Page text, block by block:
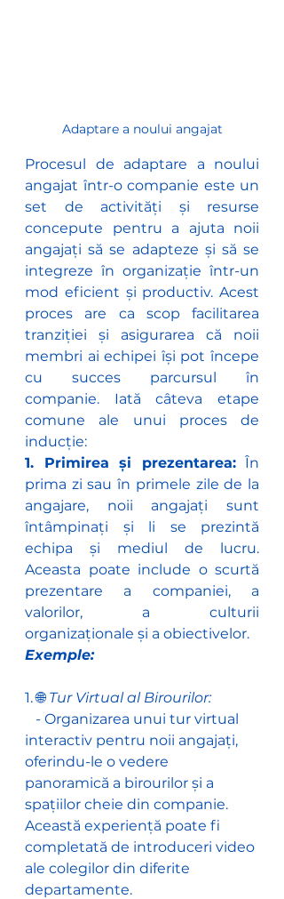
Adaptare a noului angajat
Procesul de adaptare a noului
angajat într-o companie este un
set de activități și resurse
concepute pentru a ajuta noii
angajați să se adapteze și să se
integreze în organizație într-un
mod eficient și productiv. Acest
proces are ca scop facilitarea
tranziției și asigurarea că noii
membri ai echipei își pot începe
cu succes parcursul în
companie. Iată câteva etape
comune ale unui proces de
inducție:
1. Primirea și prezentarea: În
prima zi sau în primele zile de la
angajare, noii angajați sunt
întâmpinați și li se prezintă
echipa și mediul de lucru.
Aceasta poate include o scurtă
prezentare a companiei, a
valorilor, a culturii
organizaționale și a obiectivelor.
Exemple:
1. 🌐 Tur Virtual al Birourilor:
interactiv pentru noii angajați,
oferindu-le o vedere
panoramică a birourilor și a
spațiilor cheie din companie.
Această experiență poate fi
completată de introduceri video
ale colegilor din diferite
departamente.